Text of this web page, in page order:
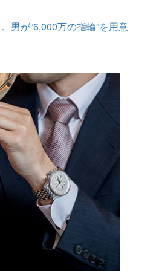
男が“6,000万の指輪”を用意